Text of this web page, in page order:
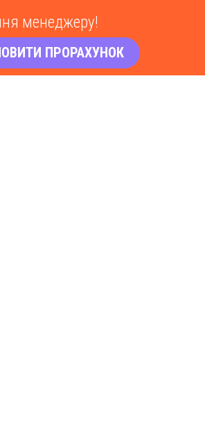
менеджеру!
ПРОРАХУНОК